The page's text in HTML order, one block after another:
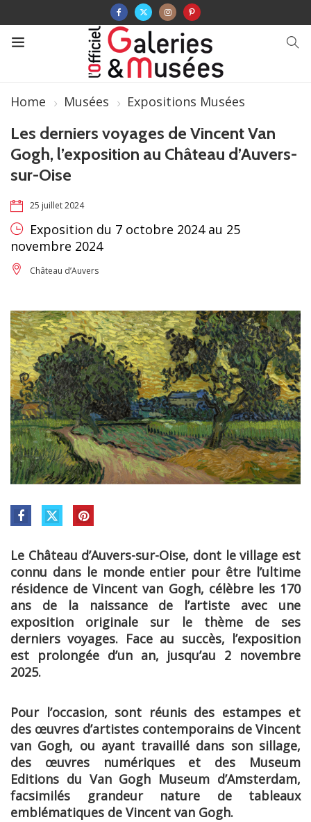
Home Musées Expositions Musées
Les derniers voyages de Vincent Van
Gogh, l’exposition au Château d’Auvers-
sur-Oise
25 juillet 2024
Exposition du 7 octobre 2024 au 25
novembre 2024
Château d’Auvers
Le Château d’Auvers-sur-Oise, dont le village est
connu dans le monde entier pour être l’ultime
résidence de Vincent van Gogh, célèbre les 170
ans de la naissance de l’artiste avec une
exposition originale sur le thème de ses
derniers voyages. Face au succès, l’exposition
est prolongée d’un an, jusqu’au 2 novembre
2025.
Pour l’occasion, sont réunis des estampes et
des œuvres d’artistes contemporains de Vincent
van Gogh, ou ayant travaillé dans son sillage,
des œuvres numériques et des Museum
Editions du Van Gogh Museum d’Amsterdam,
facsimilés grandeur nature de tableaux
emblématiques de Vincent van Gogh.